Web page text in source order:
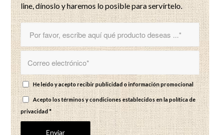
line, dínoslo y haremos lo posible para servírtelo.
He leído y acepto recibir publicidad o información promocional
Acepto los términos y condiciones establecidos enla política de
privacidad*